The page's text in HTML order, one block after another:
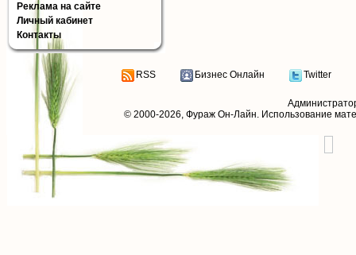
Реклама на сайте
Личный кабинет
Контакты
RSS Бизнес Онлайн Twitter
© 2000-2026, Фураж Он-Лайн. Использование